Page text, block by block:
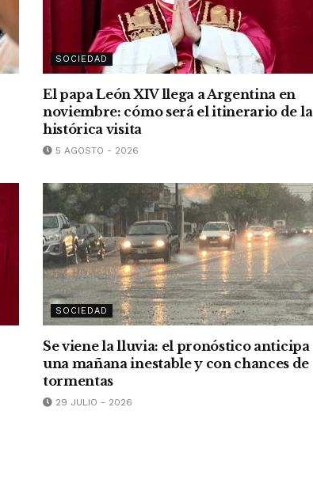
SOCIEDAD
El papa León XIV llega a Argentina en
noviembre: cómo será el itinerario de la
histórica visita
5 AGOSTO - 2026
SOCIEDAD
Se viene la lluvia: el pronóstico anticipa
una mañana inestable y con chances de
tormentas
29 JULIO - 2026